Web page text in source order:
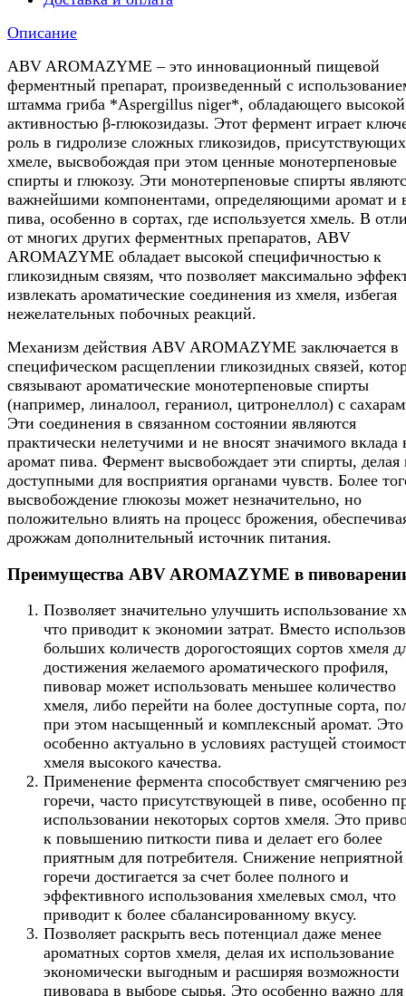
Описание
ABV AROMAZYME – это инновационный пищевой
ферментный препарат, произведенный с
штамма гриба *Aspergillus niger*, обладающего высокой
активностью β-глюкозидазы. Этот фермент играет
роль в гидролизе сложных гликозидов,
хмеле, высвобождая при этом ценные монотерпеновые
спирты и глюкозу. Эти монотерпеновые спирты
важнейшими компонентами, определяющими аромат и
пива, особенно в сортах, где используется хмель. В
от многих других ферментных препаратов, ABV
AROMAZYME обладает высокой специфичностью к
гликозидным связям, что позволяет максимально
извлекать ароматические соединения из хмеля, избегая
нежелательных побочных реакций.
Механизм действия ABV AROMAZYME заключается в
специфическом расщеплении гликозидных связей,
связывают ароматические монотерпеновые спирты
(например, линалоол, гераниол, цитронеллол) с
Эти соединения в связанном состоянии являются
практически нелетучими и не вносят значимого вклада
аромат пива. Фермент высвобождает эти спирты, делая
доступными для восприятия органами чувств. Более
высвобождение глюкозы может незначительно, но
положительно влиять на процесс брожения,
дрожжам дополнительный источник питания.
Преимущества ABV AROMAZYME в
Позволяет значительно улучшить использование
что приводит к экономии затрат. Вместо
больших количеств дорогостоящих сортов хмеля
достижения желаемого ароматического профиля,
пивовар может использовать меньшее количество
хмеля, либо перейти на более доступные сорта,
при этом насыщенный и комплексный аромат. Это
особенно актуально в условиях растущей
хмеля высокого качества.
Применение фермента способствует смягчению
горечи, часто присутствующей в пиве, особенно
использовании некоторых сортов хмеля. Это
к повышению питкости пива и делает его более
приятным для потребителя. Снижение неприятной
горечи достигается за счет более полного и
эффективного использования хмелевых смол, что
приводит к более сбалансированному вкусу.
Позволяет раскрыть весь потенциал даже менее
ароматных сортов хмеля, делая их использование
экономически выгодным и расширяя возможности
пивовара в выборе сырья. Это особенно важно для